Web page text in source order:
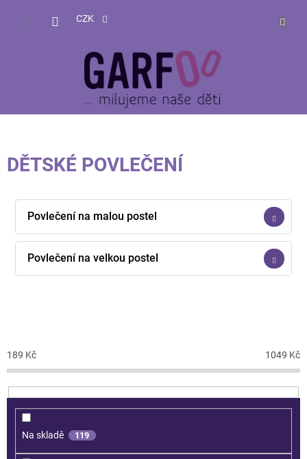
CZK
DĚTSKÉ POVLEČENÍ
Povlečení na malou postel
Povlečení na velkou postel
189 Kč 1049 Kč
Na skladě 119